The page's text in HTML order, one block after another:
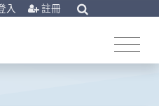
入 註冊